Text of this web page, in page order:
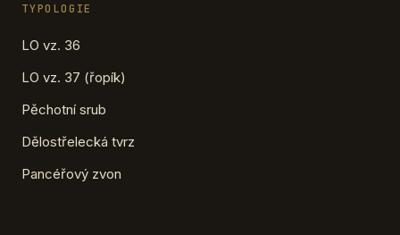
TYPOLOGIE
LO vz. 36
LO vz. 37 (řopík)
Pěchotní srub
Dělostřelecká tvrz
Pancéřový zvon